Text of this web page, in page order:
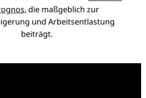
, die maßgeblich zur
und Arbeitsentlastung
beiträgt.